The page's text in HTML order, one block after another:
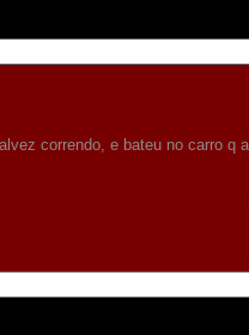
correndo, e bateu no carro q